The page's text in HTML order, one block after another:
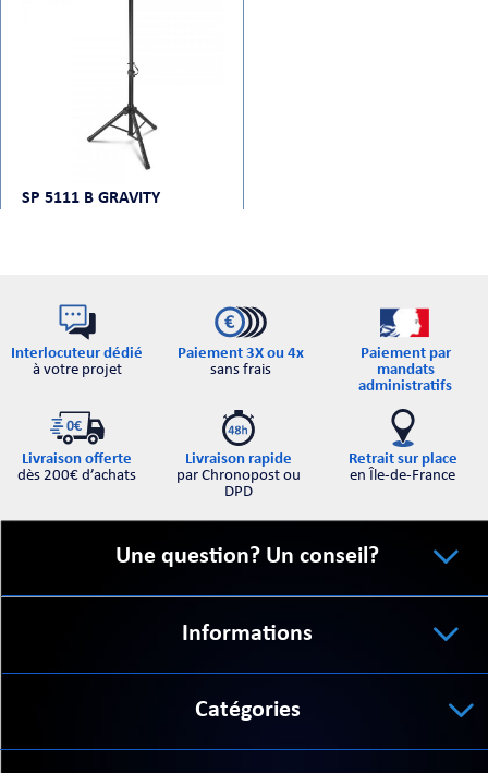
SP 5111 B GRAVITY
Interlocuteur dédié
à votre projet
Paiement 3X ou 4x
sans frais
Paiement par
mandats
administratifs
Livraison offerte
dès 200€ d’achats
Livraison rapide
par Chronopost ou
DPD
Retrait sur place
en Île-de-France
Une question? Un conseil?
Informations
Catégories